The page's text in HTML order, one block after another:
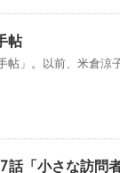
帖
帖」。以前、米倉涼
「小さな訪問者